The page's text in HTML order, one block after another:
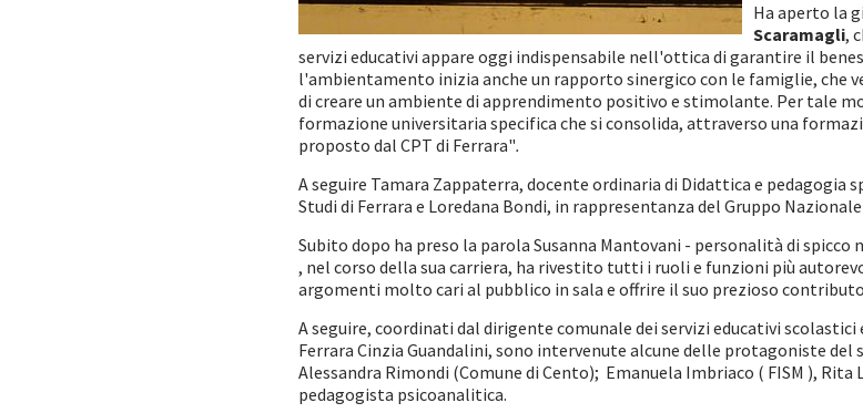
Ha aperto la
Scaramagli,
servizi educativi appare oggi indispensabile nell'ottica di garantire il
l'ambientamento inizia anche un rapporto sinergico con le famiglie, che
di creare un ambiente di apprendimento positivo e stimolante. Per tale
formazione universitaria specifica che si consolida, attraverso una
proposto dal CPT di Ferrara".
A seguire Tamara Zappaterra, docente ordinaria di Didattica e
Studi di Ferrara e Loredana Bondi, in rappresentanza del Gruppo
Subito dopo ha preso la parola Susanna Mantovani - personalità di
, nel corso della sua carriera, ha rivestito tutti i ruoli e funzioni più
argomenti molto cari al pubblico in sala e offrire il suo prezioso
A seguire, coordinati dal dirigente comunale dei servizi educativi
Ferrara Cinzia Guandalini, sono intervenute alcune delle protagoniste
Alessandra Rimondi (Comune di Cento); Emanuela Imbriaco ( FISM ),
pedagogista psicoanalitica.